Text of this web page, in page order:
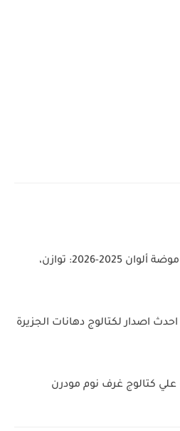
دهانات الجزيرة كتالوج موضة ألوان 2025-2026: توازن،
اصدار لكتالوج دهانات الجزيرة
كتالوج غرف نوم مودرن